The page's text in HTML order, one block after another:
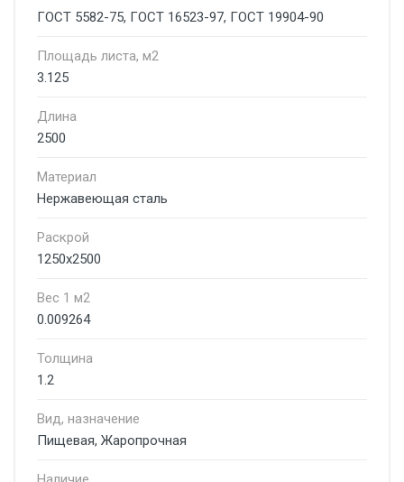
ГОСТ 5582-75, ГОСТ 16523-97, ГОСТ 19904-90
Площадь листа, м2
3.125
Длина
2500
Материал
Нержавеющая сталь
Раскрой
1250х2500
Вес 1 м2
0.009264
Толщина
1.2
Вид, назначение
Пищевая, Жаропрочная